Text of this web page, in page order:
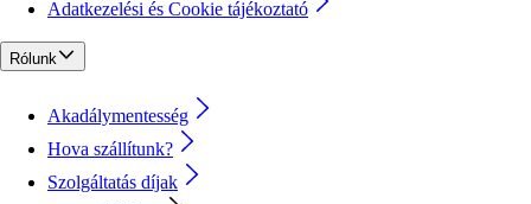
Adatkezelési és Cookie tájékoztató
Rólunk
Akadálymentesség
Hova szállítunk?
Szolgáltatás díjak